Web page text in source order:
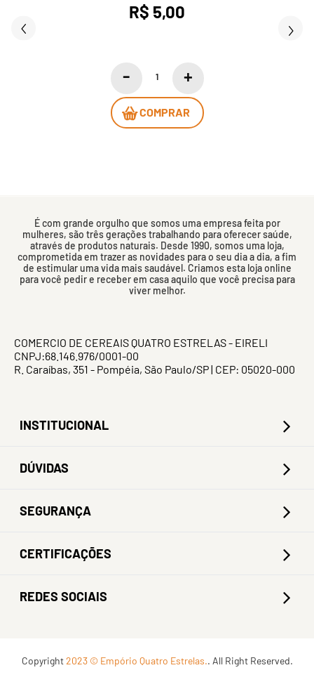
R$ 5,00
COMPRAR
É com grande orgulho que somos uma empresa feita por
mulheres, são três gerações trabalhando para oferecer saúde,
através de produtos naturais. Desde 1990, somos uma loja,
comprometida em trazer as novidades para o seu dia a dia, a fim
de estimular uma vida mais saudável. Criamos esta loja online
para você pedir e receber em casa aquilo que você precisa para
viver melhor.
COMERCIO DE CEREAIS QUATRO ESTRELAS - EIRELI
CNPJ:68.146.976/0001-00
R. Caraíbas, 351 - Pompéia, São Paulo/SP | CEP: 05020-000
INSTITUCIONAL
DÚVIDAS
SEGURANÇA
CERTIFICAÇÕES
REDES SOCIAIS
Copyright2023 © Empório Quatro Estrelas.. All Right Reserved.